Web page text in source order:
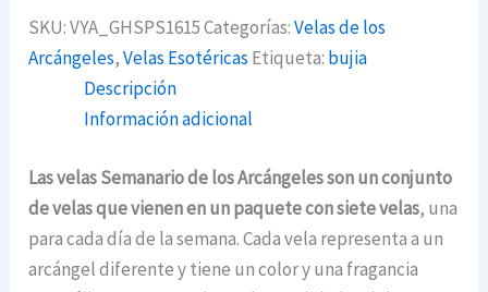
SKU:VYA_GHSPS1615Categorías:Velas de los
Arcángeles,Velas Esotéricas Etiqueta: bujia
Descripción
Información adicional
Las velas Semanario de los Arcángeles son un conjunto
de velas que vienen en un paquete con siete velas, una
para cada día de la semana. Cada vela representa a un
arcángel diferente y tiene un color y una fragancia